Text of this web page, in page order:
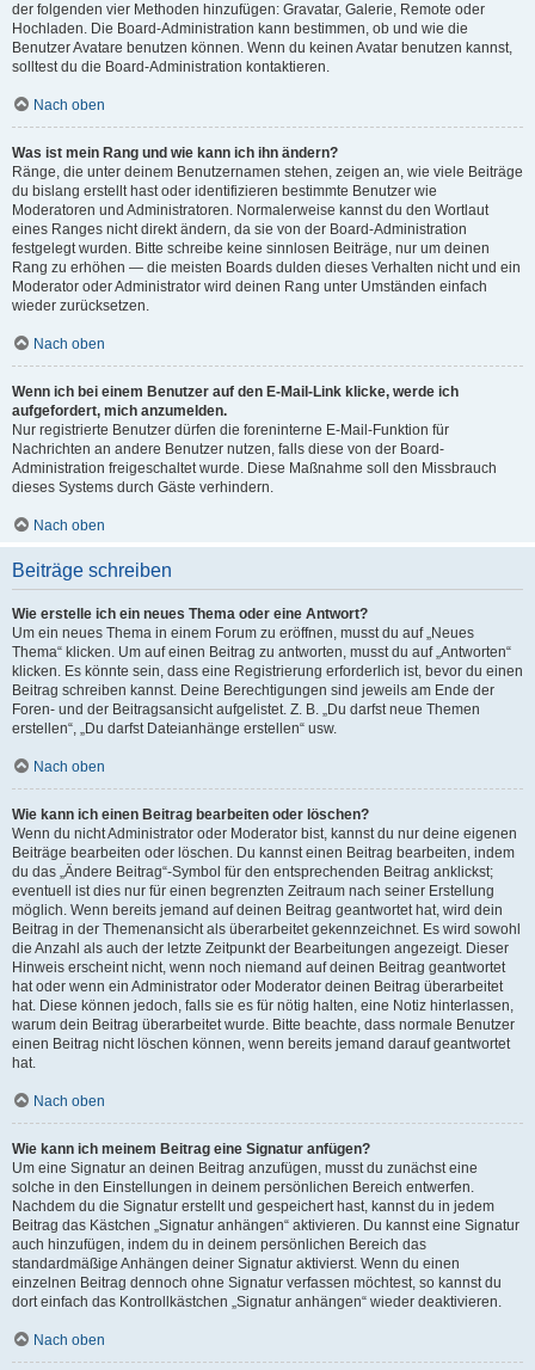
der folgenden vier Methoden hinzufügen: Gravatar, Galerie, Remote oder
Hochladen. Die Board-Administration kann bestimmen, ob und wie die
Benutzer Avatare benutzen können. Wenn du keinen Avatar benutzen kannst,
solltest du die Board-Administration kontaktieren.
Nach oben
Was ist mein Rang und wie kann ich ihn ändern?
Ränge, die unter deinem Benutzernamen stehen, zeigen an, wie viele Beiträge
du bislang erstellt hast oder identifizieren bestimmte Benutzer wie
Moderatoren und Administratoren. Normalerweise kannst du den Wortlaut
eines Ranges nicht direkt ändern, da sie von der Board-Administration
festgelegt wurden. Bitte schreibe keine sinnlosen Beiträge, nur um deinen
Rang zu erhöhen — die meisten Boards dulden dieses Verhalten nicht und ein
Moderator oder Administrator wird deinen Rang unter Umständen einfach
wieder zurücksetzen.
Nach oben
Wenn ich bei einem Benutzer auf den E-Mail-Link klicke, werde ich
aufgefordert, mich anzumelden.
Nur registrierte Benutzer dürfen die foreninterne E-Mail-Funktion für
Nachrichten an andere Benutzer nutzen, falls diese von der Board-
Administration freigeschaltet wurde. Diese Maßnahme soll den Missbrauch
dieses Systems durch Gäste verhindern.
Nach oben
Beiträge schreiben
Wie erstelle ich ein neues Thema oder eine Antwort?
Um ein neues Thema in einem Forum zu eröffnen, musst du auf „Neues
Thema“ klicken. Um auf einen Beitrag zu antworten, musst du auf „Antworten“
klicken. Es könnte sein, dass eine Registrierung erforderlich ist, bevor du einen
Beitrag schreiben kannst. Deine Berechtigungen sind jeweils am Ende der
Foren- und der Beitragsansicht aufgelistet. Z. B. „Du darfst neue Themen
erstellen“, „Du darfst Dateianhänge erstellen“ usw.
Nach oben
Wie kann ich einen Beitrag bearbeiten oder löschen?
Wenn du nicht Administrator oder Moderator bist, kannst du nur deine eigenen
Beiträge bearbeiten oder löschen. Du kannst einen Beitrag bearbeiten, indem
du das „Ändere Beitrag“-Symbol für den entsprechenden Beitrag anklickst;
eventuell ist dies nur für einen begrenzten Zeitraum nach seiner Erstellung
möglich. Wenn bereits jemand auf deinen Beitrag geantwortet hat, wird dein
Beitrag in der Themenansicht als überarbeitet gekennzeichnet. Es wird sowohl
die Anzahl als auch der letzte Zeitpunkt der Bearbeitungen angezeigt. Dieser
Hinweis erscheint nicht, wenn noch niemand auf deinen Beitrag geantwortet
hat oder wenn ein Administrator oder Moderator deinen Beitrag überarbeitet
hat. Diese können jedoch, falls sie es für nötig halten, eine Notiz hinterlassen,
warum dein Beitrag überarbeitet wurde. Bitte beachte, dass normale Benutzer
einen Beitrag nicht löschen können, wenn bereits jemand darauf geantwortet
hat.
Nach oben
Wie kann ich meinem Beitrag eine Signatur anfügen?
Um eine Signatur an deinen Beitrag anzufügen, musst du zunächst eine
solche in den Einstellungen in deinem persönlichen Bereich entwerfen.
Nachdem du die Signatur erstellt und gespeichert hast, kannst du in jedem
Beitrag das Kästchen „Signatur anhängen“ aktivieren. Du kannst eine Signatur
auch hinzufügen, indem du in deinem persönlichen Bereich das
standardmäßige Anhängen deiner Signatur aktivierst. Wenn du einen
einzelnen Beitrag dennoch ohne Signatur verfassen möchtest, so kannst du
dort einfach das Kontrollkästchen „Signatur anhängen“ wieder deaktivieren.
Nach oben